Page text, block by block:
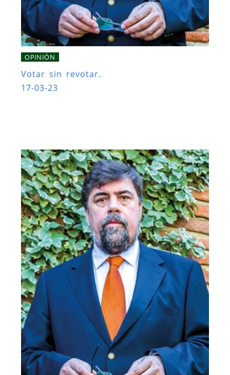
OPINIÓN
Votar sin revotar.
17-03-23